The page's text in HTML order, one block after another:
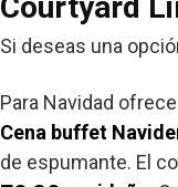
Si deseas una
Para Navidad
Cena buffet
de espumante. El